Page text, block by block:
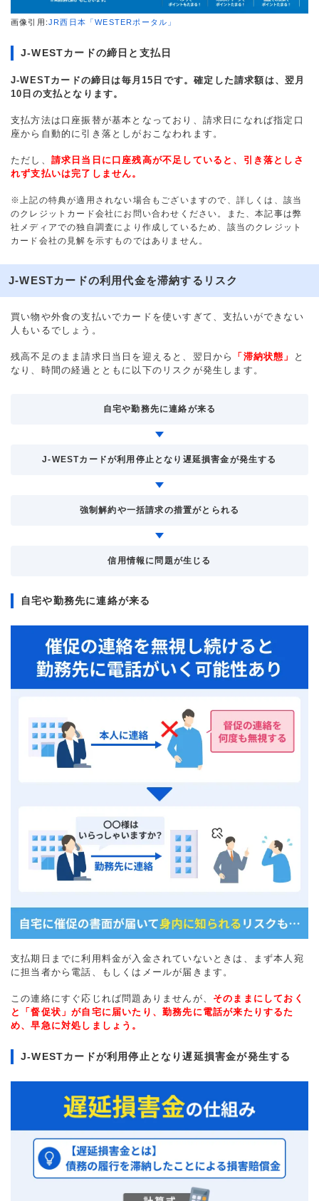
画像引用:JR西日本「WESTERポータル」
J-WESTカードの締日と支払日
J-WESTカードの締日は毎月15日です。確定した請求額は、翌月
10日の支払となります。
支払方法は口座振替が基本となっており、請求日になれば指定口
座から自動的に引き落としがおこなわれます。
ただし、 請求日当日に口座残高が不足していると、引き落としさ
れず支払いは完了しません。
※上記の特典が適用されない場合もございますので、詳しくは、該当
のクレジットカード会社にお問い合わせください。また、本記事は弊
社メディアでの独自調査により作成しているため、該当のクレジット
カード会社の見解を示すものではありません。
J-WESTカードの利用代金を滞納するリスク
買い物や外食の支払いでカードを使いすぎて、支払いができない
人もいるでしょう。
残高不足のまま請求日当日を迎えると、翌日から 「滞納状態」
と
なり、時間の経過とともに以下のリスクが発生します。
自宅や勤務先に連絡が来る
J-WESTカードが利用停止となり遅延損害金が発生する
強制解約や一括請求の措置がとられる
信用情報に問題が生じる
自宅や勤務先に連絡が来る
支払期日までに利用料金が入金されていないときは、まず本人宛
に担当者から電話、もしくはメールが届きます。
この連絡にすぐ応じれば問題ありませんが、 そのままにしておく
と「督促状」が自宅に届いたり、勤務先に電話が来たりするた
め、早急に対処しましょう。
J-WESTカードが利用停止となり遅延損害金が発生する